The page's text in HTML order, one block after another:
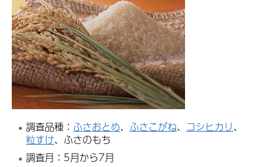
調査品種： ふさおとめ、 ふさこがね、 コシヒカリ、
粒すけ、ふさのもち
調査月：5月から7月